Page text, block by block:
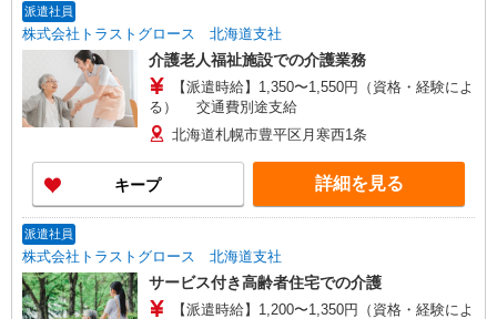
派遣社員
株式会社トラストグロース 北海道支社
介護老人福祉施設での介護業務
【派遣時給】1,350〜1,550円（資格・経験によ
る） 交通費別途支給
北海道札幌市豊平区月寒西1条
キープ 詳細を見る
派遣社員
株式会社トラストグロース 北海道支社
サービス付き高齢者住宅での介護
【派遣時給】1,200〜1,350円（資格・経験によ